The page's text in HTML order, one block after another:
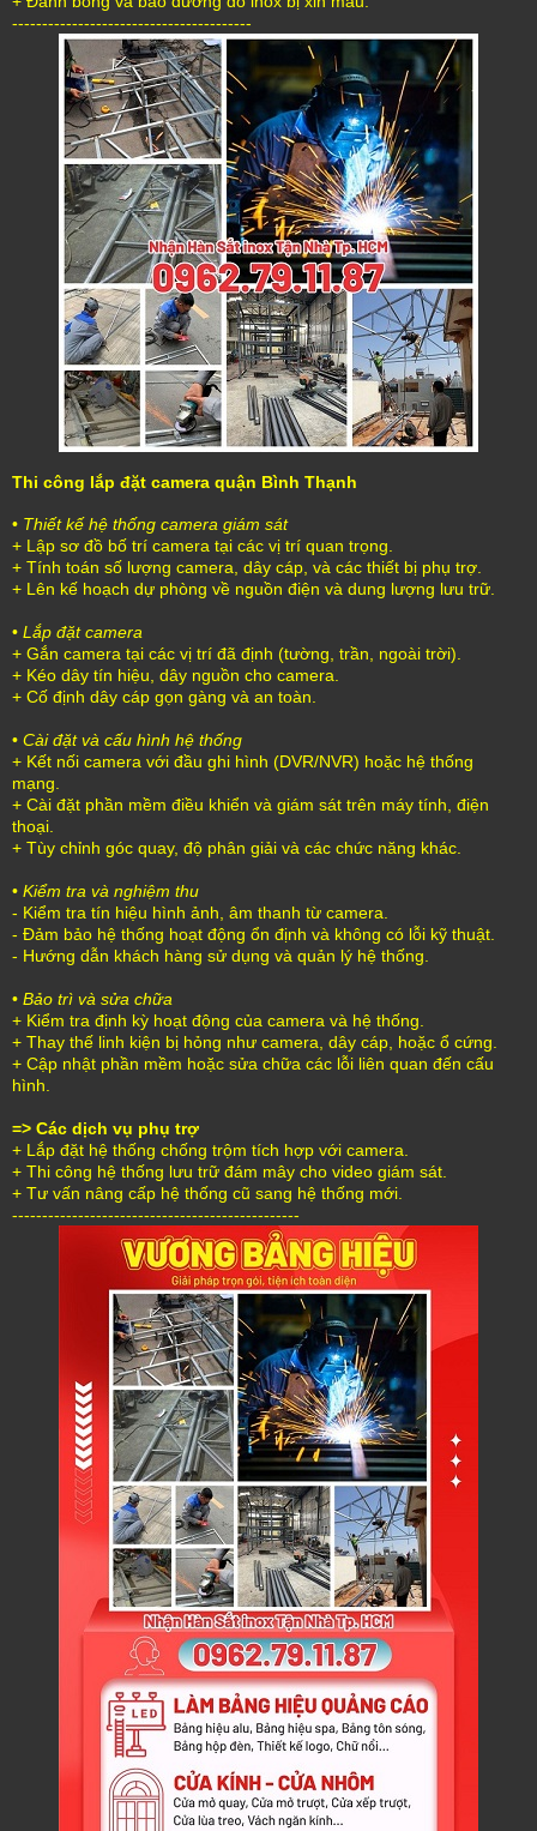
----------------------------------------
Thi công lắp đặt camera quận Bình Thạnh
• Thiết kế hệ thống camera giám sát
+ Lập sơ đồ bố trí camera tại các vị trí quan trọng.
+ Tính toán số lượng camera, dây cáp, và các thiết bị phụ trợ.
+ Lên kế hoạch dự phòng về nguồn điện và dung lượng lưu trữ.
• Lắp đặt camera
+ Gắn camera tại các vị trí đã định (tường, trần, ngoài trời).
+ Kéo dây tín hiệu, dây nguồn cho camera.
+ Cố định dây cáp gọn gàng và an toàn.
• Cài đặt và cấu hình hệ thống
+ Kết nối camera với đầu ghi hình (DVR/NVR) hoặc hệ thống
mạng.
+ Cài đặt phần mềm điều khiển và giám sát trên máy tính, điện
thoại.
+ Tùy chỉnh góc quay, độ phân giải và các chức năng khác.
• Kiểm tra và nghiệm thu
- Kiểm tra tín hiệu hình ảnh, âm thanh từ camera.
- Đảm bảo hệ thống hoạt động ổn định và không có lỗi kỹ thuật.
- Hướng dẫn khách hàng sử dụng và quản lý hệ thống.
• Bảo trì và sửa chữa
+ Kiểm tra định kỳ hoạt động của camera và hệ thống.
+ Thay thế linh kiện bị hỏng như camera, dây cáp, hoặc ổ cứng.
+ Cập nhật phần mềm hoặc sửa chữa các lỗi liên quan đến cấu
hình.
=> Các dịch vụ phụ trợ
+ Lắp đặt hệ thống chống trộm tích hợp với camera.
+ Thi công hệ thống lưu trữ đám mây cho video giám sát.
+ Tư vấn nâng cấp hệ thống cũ sang hệ thống mới.
------------------------------------------------